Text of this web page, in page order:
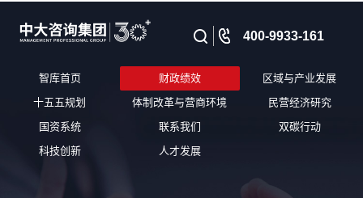
智库首页 财政绩效
区域与产业发展
十五五规划
体制改革与营商环境
民营经济研究
国资系统
联系我们
双碳行动
科技创新
人才发展
400-9933-161